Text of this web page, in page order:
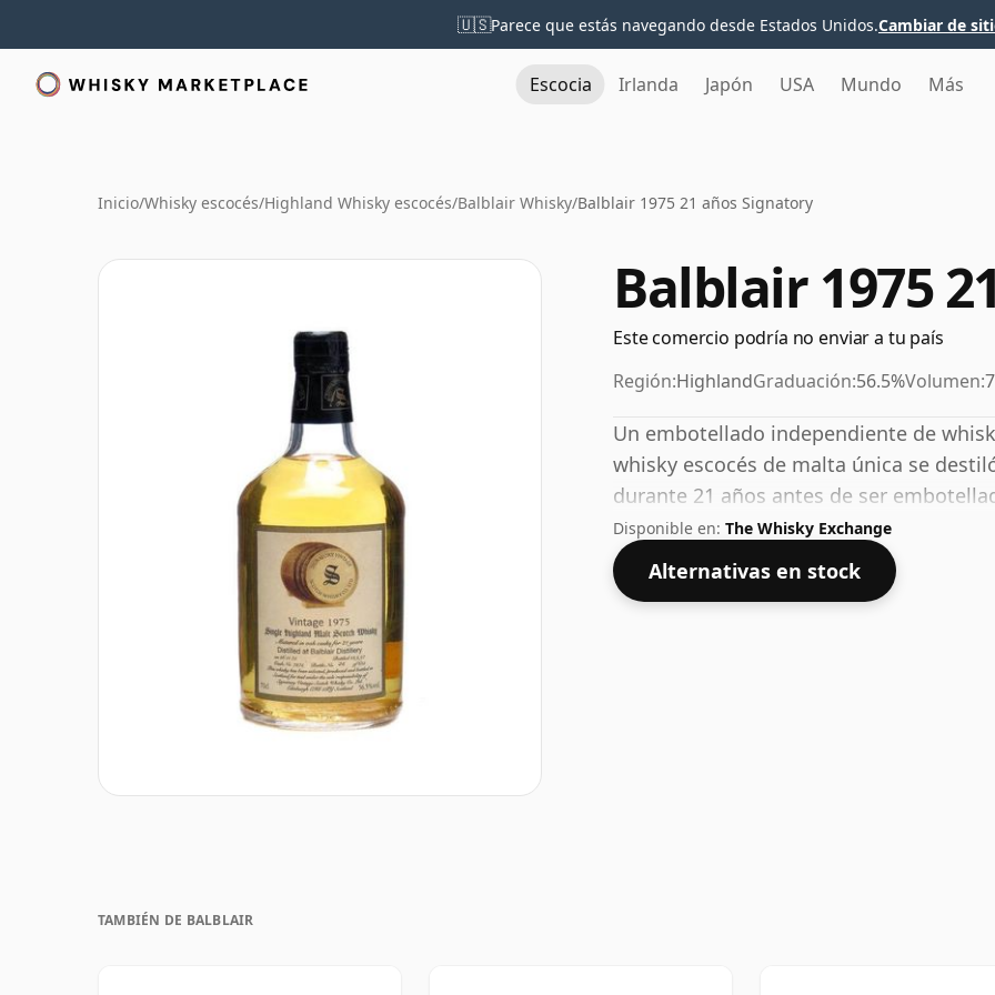
🇺🇸Parece que estás navegando desde Estados Unidos.Cambiar de
Escocia Irlanda Japón USA Mundo Más
Inicio/Whisky escocés/Highland Whisky escocés/Balblair Whisky/Balblair 1975 21 años Signatory
Balblair 1975
Este comercio podría no enviar a tu país
Región:HighlandGraduación:56.5%Volumen:
Un embotellado independiente de
whisky escocés de malta única se
durante 21 años antes de ser
de mayor concentración, con un ABV
embotellado habitual de 70 cl.
Disponible en: The Whisky Exchange
Alternativas en stock
TAMBIÉN DE BALBLAIR